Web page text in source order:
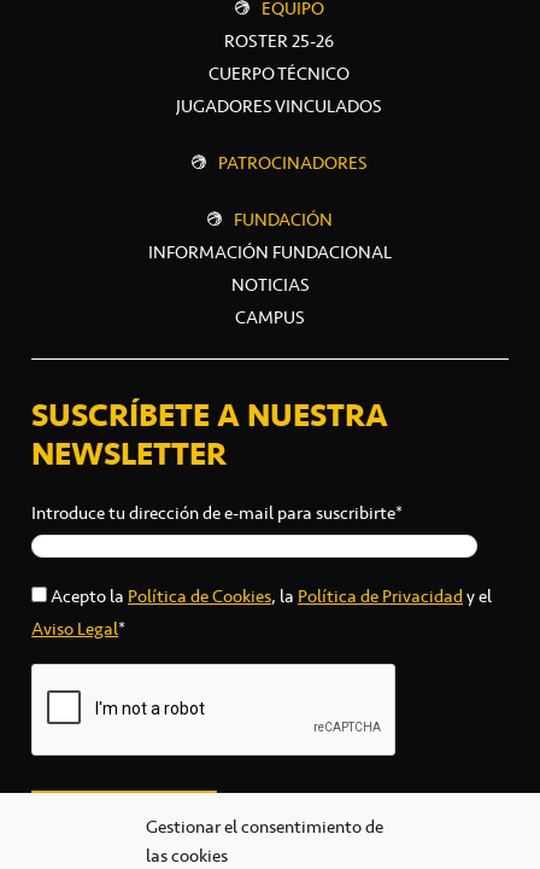
Gestionar el consentimiento de
las cookies
EQUIPO
ROSTER 25-26
CUERPO TÉCNICO
JUGADORES VINCULADOS
PATROCINADORES
FUNDACIÓN
INFORMACIÓN FUNDACIONAL
NOTICIAS
CAMPUS
SUSCRÍBETE A NUESTRA
NEWSLETTER
Introduce tu dirección de e-mail para suscribirte*
Acepto laPolítica de Cookies, laPolítica de Privacidady el
Aviso Legal*